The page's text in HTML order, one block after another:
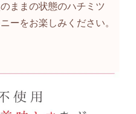
ままの状態のハチミツ
ーをお楽しみください。